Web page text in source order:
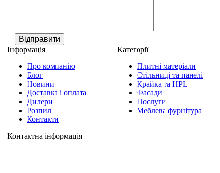
Відправити
Інформація
Про компанію
Блог
Новини
Доставка і оплата
Дилери
Розпил
Контакти
Категорії
Плитні матеріали
Стільниці та панелі
Крайка та HPL
Фасади
Послуги
Меблева фурнітура
Контактна інформація